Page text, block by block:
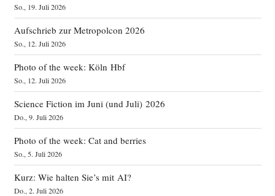
So., 19. Juli 2026
Aufschrieb zur Metropolcon 2026
So., 12. Juli 2026
Photo of the week: Köln Hbf
So., 12. Juli 2026
Science Fiction im Juni (und Juli) 2026
Do., 9. Juli 2026
Photo of the week: Cat and berries
So., 5. Juli 2026
Kurz: Wie halten Sie’s mit AI?
Do., 2. Juli 2026